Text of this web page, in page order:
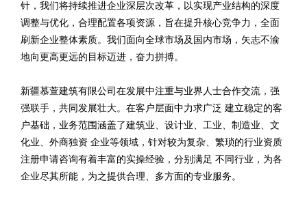
针，我们将持续推进企业深层次改革，以实现产业结构的深度
调整与优化，合理配置各项资源，旨在提升核心竞争力，全面
刷新企业整体素质。我们面向全球市场及国内市场，矢志不渝
地向更高更远的目标迈进，奋力拼搏。
新疆慕萱建筑有限公司在发展中注重与业界人士合作交流，强
强联手，共同发展壮大。在客户层面中力求广泛 建立稳定的客
户基础，业务范围涵盖了建筑业、设计业、工业、制造业、文
化业、外商独资 企业等领域，针对较为复杂、繁琐的行业资质
注册申请咨询有着丰富的实操经验，分别满足 不同行业，为各
企业尽其所能，为之提供合理、多方面的专业服务。